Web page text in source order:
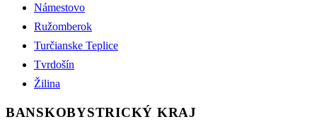
Námestovo
Ružomberok
Turčianske Teplice
Tvrdošín
Žilina
BANSKOBYSTRICKÝ KRAJ